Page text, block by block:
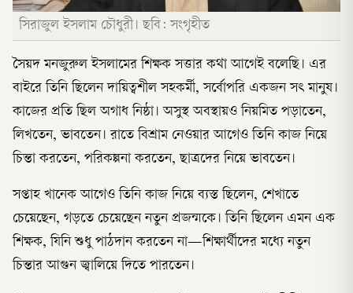
সিরাজুল ইসলাম চৌধুরী। ছবি: সংগৃহীত
সৈয়দ মনজুরুল ইসলামের শিক্ষক সত্তার কথা আগেই বলেছি। এর
বাইরে তিনি ছিলেন দায়িত্বশীল সহকর্মী, সর্বোপরি একজন সৎ মানুষ।
কাজের প্রতি ছিল অগাধ নিষ্ঠা। অসুস্থ অবস্থায়ও নিয়মিত পড়াতেন,
লিখতেন, ভাবতেন। রাতে বিশ্রাম নেওয়ার আগেও তিনি কাজ নিয়ে
চিন্তা করতেন, পরিকল্পনা করতেন, ছাত্রদের নিয়ে ভাবতেন।
সপ্তাহ খানেক আগেও তিনি কাজ নিয়ে ব্যস্ত ছিলেন, শেখাতে
চেয়েছেন, গড়তে চেয়েছেন নতুন প্রজন্মকে। তিনি ছিলেন এমন এক
শিক্ষক, যিনি শুধু পাঠদান করতেন না—শিক্ষার্থীদের মধ্যে নতুন
চিন্তার আগুন জ্বালিয়ে দিতে পারতেন।